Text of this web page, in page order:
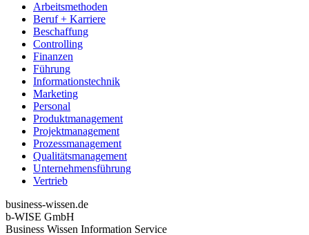
Arbeitsmethoden
Beruf + Karriere
Beschaffung
Controlling
Finanzen
Führung
Informationstechnik
Marketing
Personal
Produktmanagement
Projektmanagement
Prozessmanagement
Qualitätsmanagement
Unternehmensführung
Vertrieb
business-wissen.de
b-WISE GmbH
Business Wissen Information Service